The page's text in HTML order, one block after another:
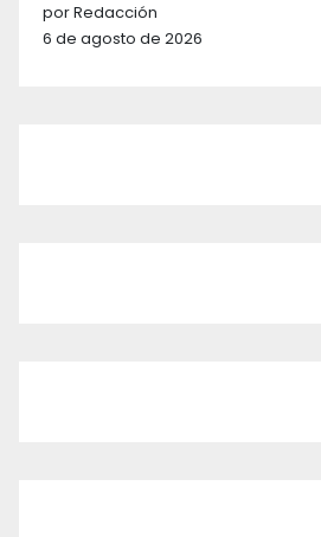
por Redacción
6 de agosto de 2026